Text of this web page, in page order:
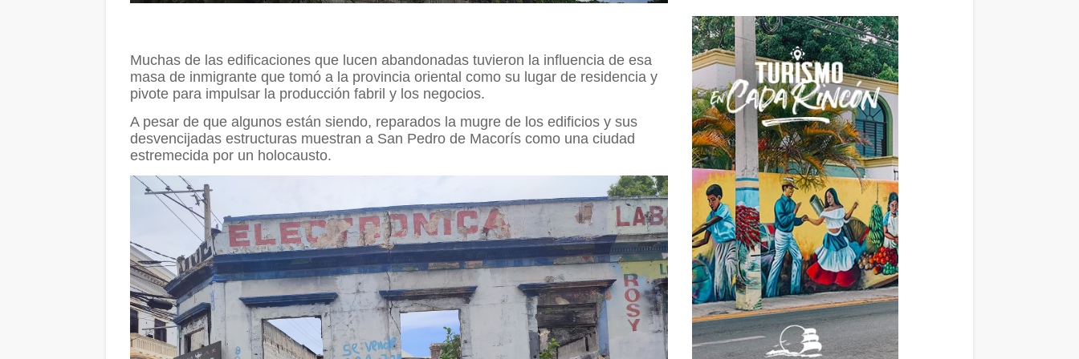
Muchas de las edificaciones que lucen abandonadas tuvieron la influencia de esa
masa de inmigrante que tomó a la provincia oriental como su lugar de residencia y
pivote para impulsar la producción fabril y los negocios.
A pesar de que algunos están siendo, reparados la mugre de los edificios y sus
desvencijadas estructuras muestran a San Pedro de Macorís como una ciudad
estremecida por un holocausto.